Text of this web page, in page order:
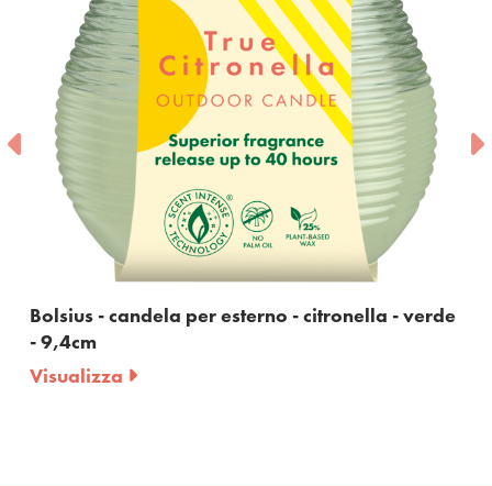
- candela per esterno - citronella - verde
9,4cm